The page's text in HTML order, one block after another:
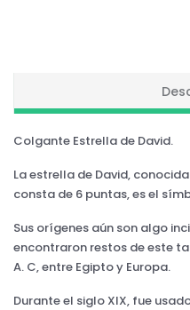
Colgante Estrella de David.
La estrella de David,
consta de 6 puntas, es el
Sus orígenes aún son algo
encontraron restos de este
A. C, entre Egipto y Europa.
Durante el siglo XIX, fue